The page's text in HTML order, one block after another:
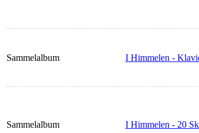
Sammelalbum I Himmelen -
Sammelalbum I Himmelen - 20